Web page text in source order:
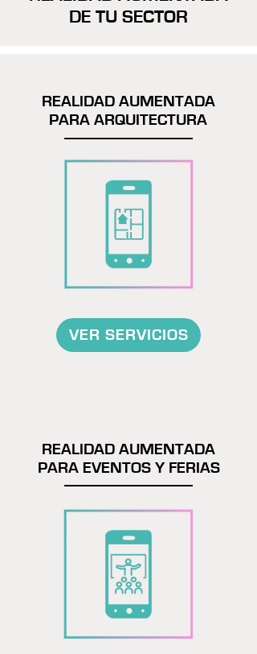
DE TU SECTOR
REALIDAD AUMENTADA
PARA ARQUITECTURA
VER SERVICIOS
REALIDAD AUMENTADA
PARA EVENTOS Y FERIAS